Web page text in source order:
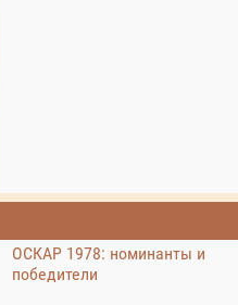
ОСКАР 1978: номинанты и
победители